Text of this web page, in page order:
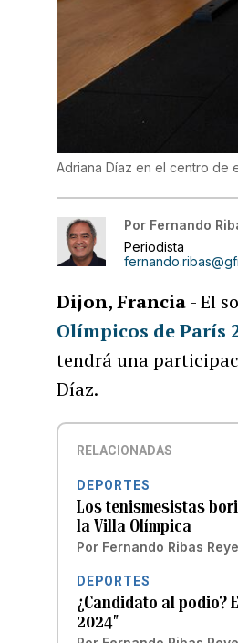
Adriana Díaz en el centro de
Por Fernando
Periodista
Dijon, Francia- El
Olímpicos de París
tendrá una
Díaz.
RELACIONADAS
DEPORTES
Los tenismesistas
la Villa Olímpica
Por Fernando Ribas
DEPORTES
¿Candidato al podio?
2024″